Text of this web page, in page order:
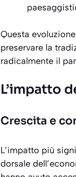
Questa
preservare la
radicalmente il
L’impatto
Crescita e
L’impatto più
dorsale